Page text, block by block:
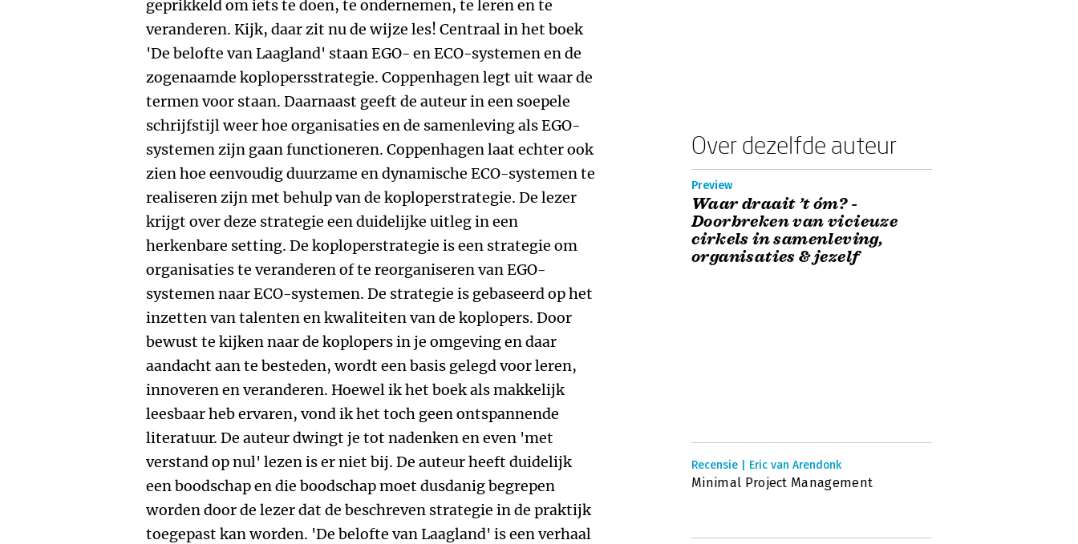
geprikkeld om iets te doen, te ondernemen, te leren en te
veranderen. Kijk, daar zit nu de wijze les! Centraal in het boek
'De belofte van Laagland' staan EGO- en ECO-systemen en de
zogenaamde koplopersstrategie. Coppenhagen legt uit waar de
termen voor staan. Daarnaast geeft de auteur in een soepele
schrijfstijl weer hoe organisaties en de samenleving als EGO-
systemen zijn gaan functioneren. Coppenhagen laat echter ook
zien hoe eenvoudig duurzame en dynamische ECO-systemen te
realiseren zijn met behulp van de koploperstrategie. De lezer
krijgt over deze strategie een duidelijke uitleg in een
herkenbare setting. De koploperstrategie is een strategie om
organisaties te veranderen of te reorganiseren van EGO-
systemen naar ECO-systemen. De strategie is gebaseerd op het
inzetten van talenten en kwaliteiten van de koplopers. Door
bewust te kijken naar de koplopers in je omgeving en daar
aandacht aan te besteden, wordt een basis gelegd voor leren,
innoveren en veranderen. Hoewel ik het boek als makkelijk
leesbaar heb ervaren, vond ik het toch geen ontspannende
literatuur. De auteur dwingt je tot nadenken en even 'met
verstand op nul' lezen is er niet bij. De auteur heeft duidelijk
een boodschap en die boodschap moet dusdanig begrepen
worden door de lezer dat de beschreven strategie in de praktijk
toegepast kan worden. 'De belofte van Laagland' is een verhaal
Over dezelfde auteur
Preview
Waar draait ’t óm? -
Doorbreken van vicieuze
cirkels in samenleving,
organisaties & jezelf
Recensie | Eric van Arendonk
Minimal Project Management